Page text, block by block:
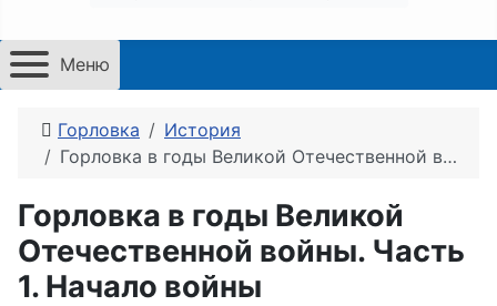
Меню
Горловка
История
Горловка в годы Великой Отечественной войны. Часть 1. Начало войны
Горловка в годы Великой
Отечественной войны. Часть
1. Начало войны